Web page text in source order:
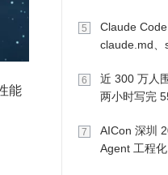
能
5
Claude
claude.md、
6
近 300 万人
两小时写完
7
AICon 深圳
Agent 工程